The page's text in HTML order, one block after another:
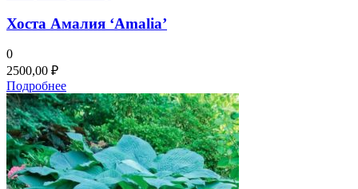
Хоста Амалия ‘Amalia’
0
2500,00 ₽
Подробнее